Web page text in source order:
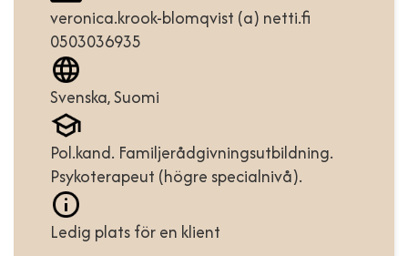
veronica.krook-blomqvist (a) netti.fi
0503036935
Svenska, Suomi
Pol.kand. Familjerådgivningsutbildning.
Psykoterapeut (högre specialnivå).
Ledig plats för en klient